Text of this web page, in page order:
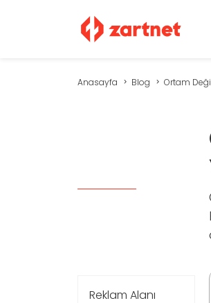
Anasayfa Blog Ortam
Reklam Alanı